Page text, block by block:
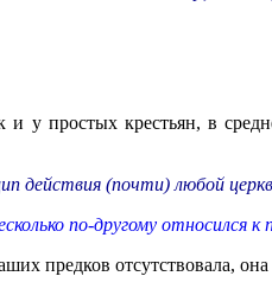
и у простых крестьян, в
действия (почти) любой
по-другому относился к
предков отсутствовала,